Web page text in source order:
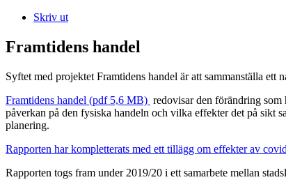
Skriv ut
Framtidens handel
Syftet med projektet Framtidens handel är att sammanställa
Framtidens handel (pdf 5,6 MB) redovisar den förändring
påverkan på den fysiska handeln och vilka effekter det på sikt
planering.
Rapporten har kompletterats med ett tillägg om effekter av
Rapporten togs fram under 2019/20 i ett samarbete mellan